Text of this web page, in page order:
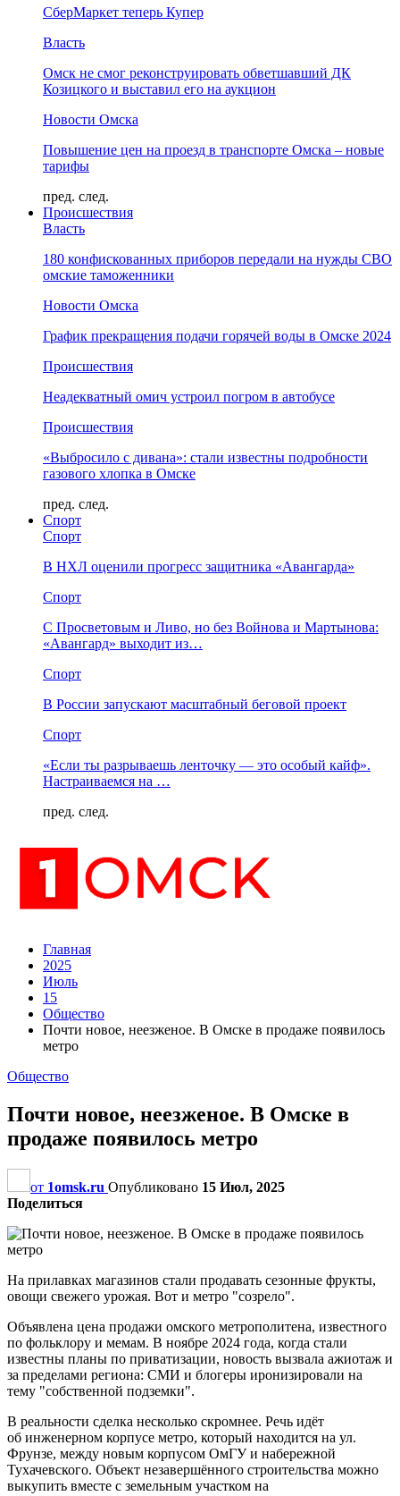
СберМаркет теперь Купер
Власть
Омск не смог реконструировать обветшавший ДК
Козицкого и выставил его на аукцион
Новости Омска
Повышение цен на проезд в транспорте Омска – новые
тарифы
пред. след.
Происшествия
Власть
180 конфискованных приборов передали на нужды СВО
омские таможенники
Новости Омска
График прекращения подачи горячей воды в Омске 2024
Происшествия
Неадекватный омич устроил погром в автобусе
Происшествия
«Выбросило с дивана»: стали известны подробности
газового хлопка в Омске
пред. след.
Спорт
Спорт
В НХЛ оценили прогресс защитника «Авангарда»
Спорт
С Просветовым и Ливо, но без Войнова и Мартынова:
«Авангард» выходит из…
Спорт
В России запускают масштабный беговой проект
Спорт
«Если ты разрываешь ленточку — это особый кайф».
Настраиваемся на …
пред. след.
Главная
2025
Июль
15
Общество
Почти новое, неезженое. В Омске в продаже появилось
метро
Общество
Почти новое, неезженое. В Омске в
продаже появилось метро
от 1omsk.ru Опубликовано 15 Июл, 2025
Поделиться
На прилавках магазинов стали продавать сезонные фрукты,
овощи свежего урожая. Вот и метро "созрело".
Объявлена цена продажи омского метрополитена, известного
по фольклору и мемам. В ноябре 2024 года, когда стали
известны планы по приватизации, новость вызвала ажиотаж и
за пределами региона: СМИ и блогеры иронизировали на
тему "собственной подземки".
В реальности сделка несколько скромнее. Речь идёт
об инженерном корпусе метро, который находится на ул.
Фрунзе, между новым корпусом ОмГУ и набережной
Тухачевского. Объект незавершённого строительства можно
выкупить вместе с земельным участком на